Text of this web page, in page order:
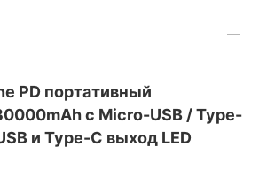
PD портативный
c Micro-USB / Type-
и Type-C выход LED